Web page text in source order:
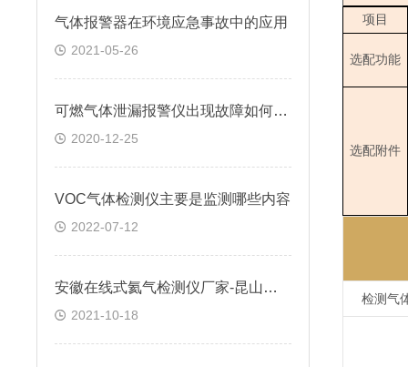
气体报警器在环境应急事故中的应用
2021-05-26
可燃气体泄漏报警仪出现故障如何检测?
2020-12-25
VOC气体检测仪主要是监测哪些内容
2022-07-12
安徽在线式氦气检测仪厂家-昆山微型氦气检测仪价格-逸云天
2021-10-18
项目
选配功能
选配附件
检测气